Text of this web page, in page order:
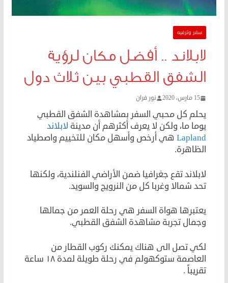
سفر وترفيه
لابلاند .. أفضل مكان لرؤية
الشفق القطبي بين ثلاث دول
15 مارس، 2020 نور فران
يحلم كل محبي السفر بمشاهدة الشفق القطبي
يوما ما، ولكن لا يعرف أكثرهم أن مدينة لابلاند
Laplandهي أرخص وأسهل مكان للتخييم واصطياد
الظاهرة.
لابلاند تقع جغرافيا ضمن الأراضي الفنلندية، ولكنها
تحد شمالا وغربا كل من النرويج والسويد.
يعتبرها هواة السفر هي رحلة العمر من جمالها
وجمال تجربة مشاهدة الشفق القطبي.
لكي تصل الى هناك يمكنك ركوب القطار من
العاصمة ستوكهولم في رحلة طويلة لمدة ١٨ ساعة
تقريباً .